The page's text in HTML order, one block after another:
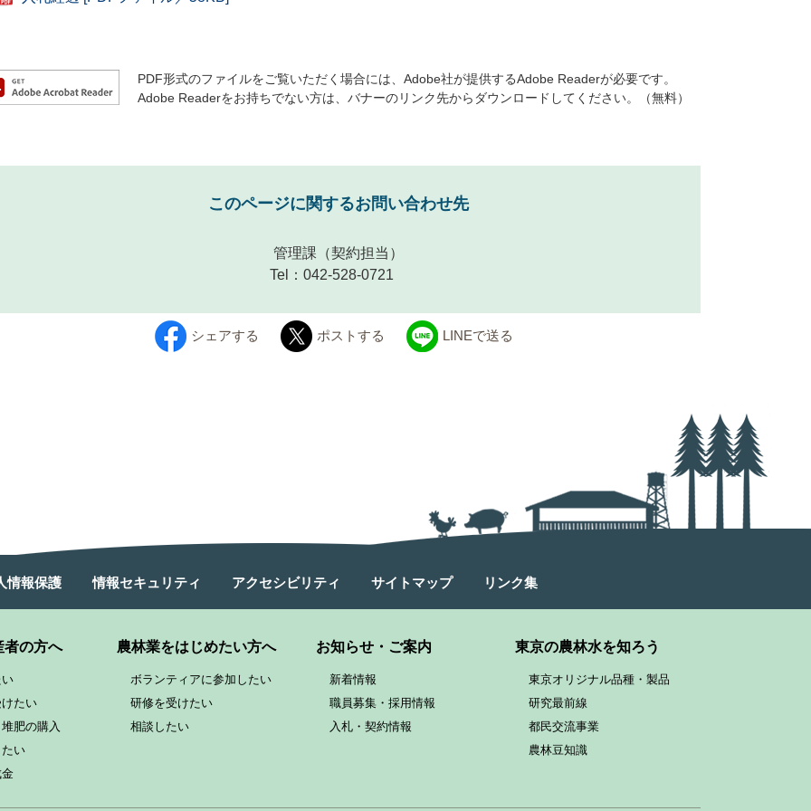
PDF形式のファイルをご覧いただく場合には、Adobe社が提供するAdobe Readerが必要です。
Adobe Readerをお持ちでない方は、バナーのリンク先からダウンロードしてください。（無料）
このページに関するお問い合わせ先
管理課 （契約担当）
Tel：042-528-0721
シェアする ポストする LINEで送る
情報保護 情報セキュリティ アクセシビリティ サイトマップ リンク集
者の方へ
たい
肥の購入
い
農林業をはじめたい方へ
ボランティアに参加したい
研修を受けたい
相談したい
お知らせ・ご案内
新着情報
職員募集・採用情報
入札・契約情報
東京の農林水を知ろう
東京オリジナル品種・製品
研究最前線
都民交流事業
農林豆知識